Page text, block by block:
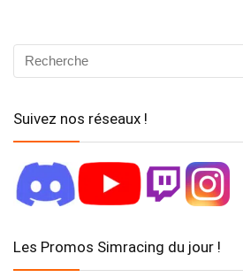
Suivez nos réseaux !
Les Promos Simracing du jour !